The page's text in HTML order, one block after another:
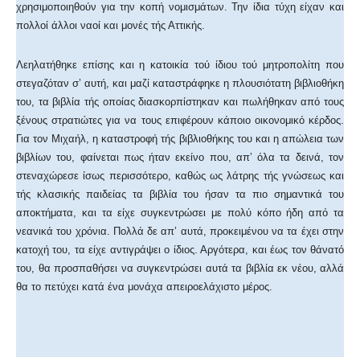
χρησιμοποιηθούν για την κοπή νομισμάτων. Την ίδια τύχη είχαν και
πολλοί άλλοι ναοί και μονές τής Αττικής.
Λεηλατήθηκε επίσης και η κατοικία τού ίδιου τού μητροπολίτη που
στεγαζόταν σ’ αυτή, και μαζί καταστράφηκε η πλουσιότατη βιβλιοθήκη
του, τα βιβλία τής οποίας διασκορπίστηκαν και πωλήθηκαν από τους
ξένους στρατιώτες για να τους επιφέρουν κάποιο οικονομικό κέρδος.
Για τον Μιχαήλ, η καταστροφή τής βιβλιοθήκης του και η απώλεια των
βιβλίων του, φαίνεται πως ήταν εκείνο που, απ’ όλα τα δεινά, τον
στεναχώρεσε ίσως περισσότερο, καθώς ως λάτρης τής γνώσεως και
τής κλασικής παιδείας τα βιβλία του ήσαν τα πιο σημαντικά του
αποκτήματα, και τα είχε συγκεντρώσει με πολύ κόπο ήδη από τα
νεανικά του χρόνια. Πολλά δε απ’ αυτά, προκειμένου να τα έχει στην
κατοχή του, τα είχε αντιγράψει ο ίδιος. Αργότερα, και έως τον θάνατό
του, θα προσπαθήσει να συγκεντρώσει αυτά τα βιβλία εκ νέου, αλλά
θα το πετύχει κατά ένα μονάχα απειροελάχιστο μέρος.